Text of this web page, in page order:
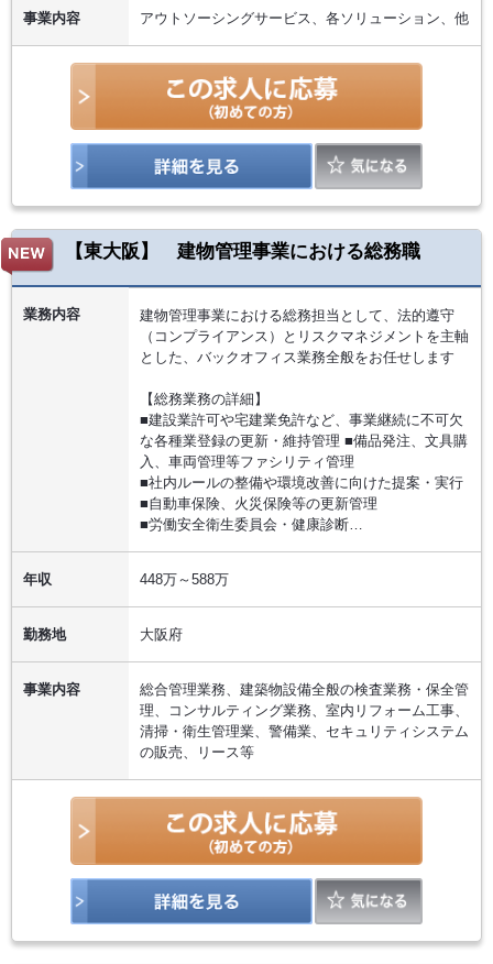
事業内容 アウトソーシングサービス、各ソリューション、他
【東大阪】 建物管理事業における総務職
業務内容
建物管理事業における総務担当として、法的遵守
（コンプライアンス）とリスクマネジメントを主軸
とした、バックオフィス業務全般をお任せします
【総務業務の詳細】
■建設業許可や宅建業免許など、事業継続に不可欠
な各種業登録の更新・維持管理 ■備品発注、文具購
入、車両管理等ファシリティ管理
■社内ルールの整備や環境改善に向けた提案・実行
■自動車保険、火災保険等の更新管理
■労働安全衛生委員会・健康診断…
年収 448万～588万
勤務地 大阪府
事業内容
総合管理業務、建築物設備全般の検査業務・保全管
理、コンサルティング業務、室内リフォーム工事、
清掃・衛生管理業、警備業、セキュリティシステム
の販売、リース等